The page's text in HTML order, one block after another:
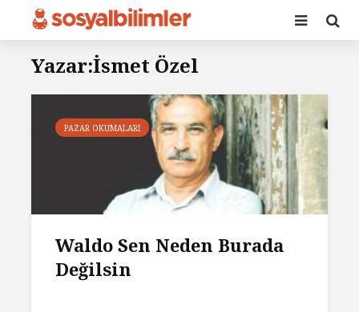
Yazar:İsmet Özel
PAZAR OKUMALARI
Waldo Sen Neden Burada
Değilsin